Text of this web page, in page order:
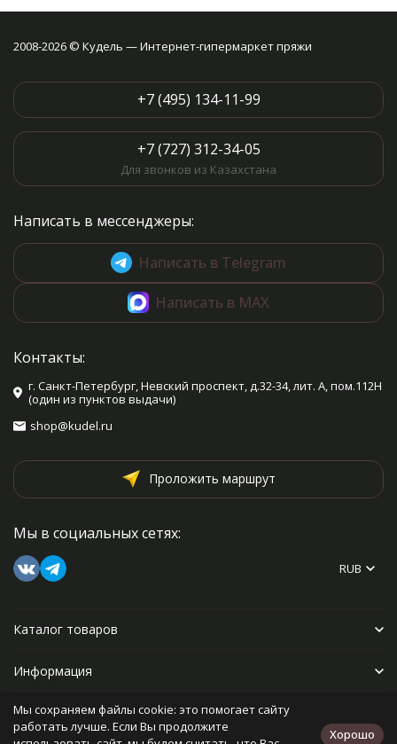
2008-2026 © Кудель — Интернет-гипермаркет пряжи
+7 (495) 134-11-99
+7 (727) 312-34-05
Для звонков из Казахстана
Написать в мессенджеры:
Написать в Telegram
Написать в MAX
Контакты:
г. Санкт-Петербург, Невский проспект, д.32-34, лит. А, пом.112Н
(один из пунктов выдачи)
shop@kudel.ru
Проложить маршрут
Мы в социальных сетях:
RUB
Каталог товаров
Информация
Прочее
Мы сохраняем файлы cookie: это помогает сайту
работать лучше. Если Вы продолжите
Хорошо